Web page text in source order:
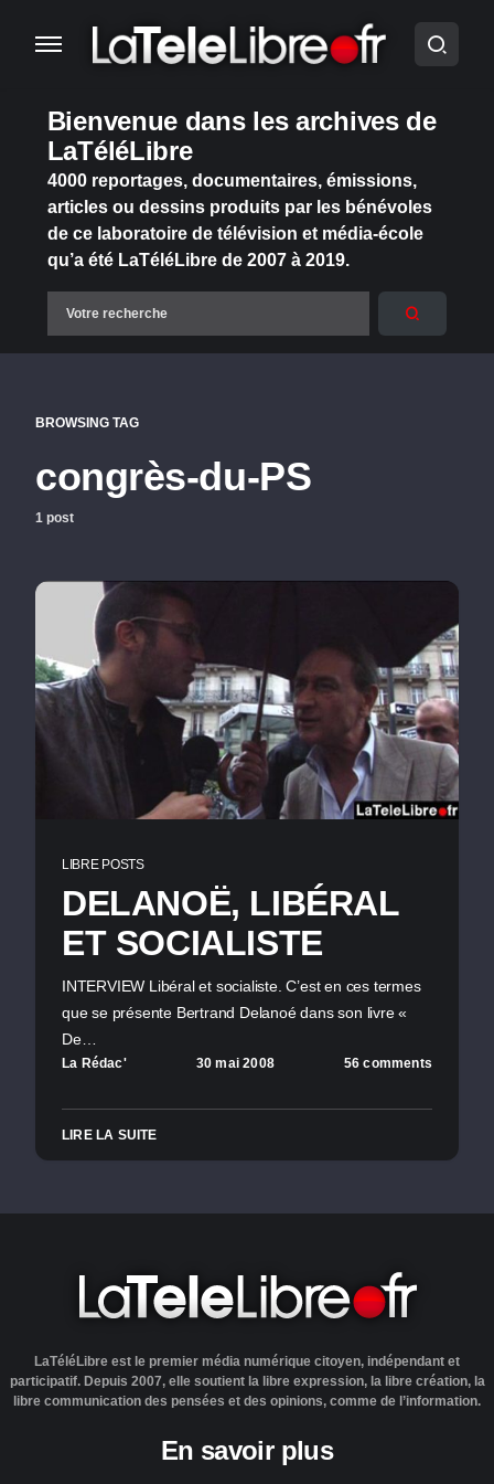
Bienvenue dans les archives de
LaTéléLibre
4000 reportages, documentaires, émissions,
articles ou dessins produits par les bénévoles
de ce laboratoire de télévision et média-école
qu’a été LaTéléLibre de 2007 à 2019.
BROWSING TAG
congrès-du-PS
1 post
LIBRE POSTS
DELANOË, LIBÉRAL
ET SOCIALISTE
INTERVIEW Libéral et socialiste. C’est en ces termes
que se présente Bertrand Delanoé dans son livre «
De…
La Rédac' 30 mai 2008 56 comments
LIRE LA SUITE
LaTéléLibre est le premier média numérique citoyen, indépendant et
participatif. Depuis 2007, elle soutient la libre expression, la libre création, la
libre communication des pensées et des opinions, comme de l’information.
En savoir plus